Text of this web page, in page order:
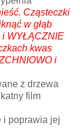
Cząsteczki
w głąb
i WYŁĄCZNIE
kwas
i
z drzewa
film
i poprawia jej